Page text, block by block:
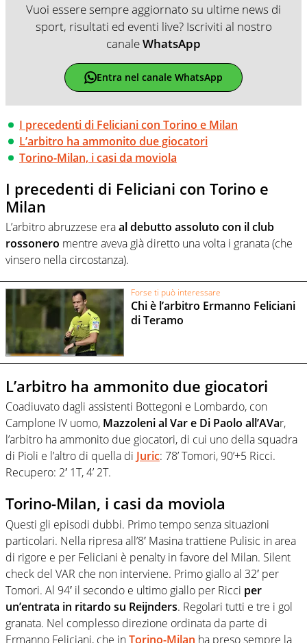
Vuoi essere sempre aggiornato su ultime news di
sport, risultati ed eventi live? Iscriviti al nostro
canaleWhatsApp
Entra nel canale WhatsApp
I precedenti di Feliciani con Torino e Milan
L’arbitro ha ammonito due giocatori
Torino-Milan, i casi da moviola
I precedenti di Feliciani con Torino e
Milan
L’arbitro abruzzese eraal debutto assoluto con il club
rossonero mentre aveva già diretto una volta i granata (che
vinsero nella circostanza).
Forse ti può interessare
Chi è l’arbitro Ermanno Feliciani
di Teramo
L’arbitro ha ammonito due giocatori
Coadiuvato dagli assistenti Bottegoni e Lombardo, con
Camplone IV uomo, Mazzoleni al Var e Di Paolo all’AVar,
l’arbitro ha ammonito due giocatori, di cui uno della squadra
di Pioli e l’altro di quella di Juric: 78’ Tomori, 90’+5 Ricci.
Recupero: 2′ 1T, 4’ 2T.
Torino-Milan, i casi da moviola
Questi gli episodi dubbi. Primo tempo senza situazioni
particolari. Nella ripresa all’8′ Masina trattiene Pulisic in area
di rigore e per Feliciani è penalty in favore del Milan. Silent
check del VAR che non interviene. Primo giallo al 32′ per
Tomori. Al 94′ il secondo e ultimo giallo per Ricci per
un’entrata in ritardo su Reijnders. Regolari tutti e tre i gol
granata. Nel complesso direzione ordinata da parte di
Ermanno Feliciani, che inTorino-Milan ha preso sempre la